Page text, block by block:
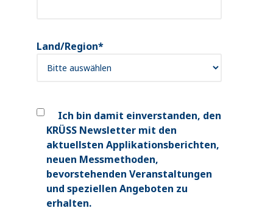
Land/Region*
Ich bin damit einverstanden, den
KRÜSS Newsletter mit den
aktuellsten Applikationsberichten,
neuen Messmethoden,
bevorstehenden Veranstaltungen
und speziellen Angeboten zu
erhalten.